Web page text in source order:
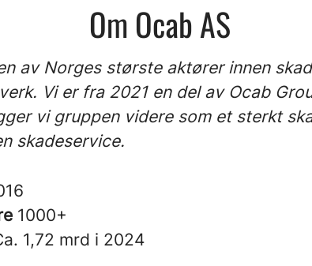
Om Ocab AS
av Norges største aktører innen
Vi er fra 2021 en del av Ocab
vi gruppen videre som et sterkt
skadeservice.
1000+
1,72 mrd i 2024